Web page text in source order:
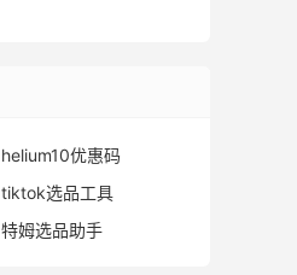
helium10优惠码
tiktok选品工具
特姆选品助手